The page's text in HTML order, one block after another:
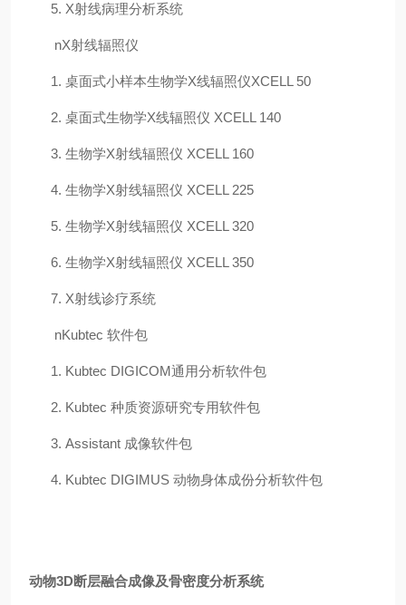
5. X射线病理分析系统
nX射线辐照仪
1. 桌面式小样本生物学X线辐照仪XCELL 50
2. 桌面式生物学X线辐照仪 XCELL 140
3. 生物学X射线辐照仪 XCELL 160
4. 生物学X射线辐照仪 XCELL 225
5. 生物学X射线辐照仪 XCELL 320
6. 生物学X射线辐照仪 XCELL 350
7. X射线诊疗系统
nKubtec 软件包
1. Kubtec DIGICOM通用分析软件包
2. Kubtec 种质资源研究专用软件包
3. Assistant 成像软件包
4. Kubtec DIGIMUS 动物身体成份分析软件包
动物3D断层融合成像及骨密度分析系统